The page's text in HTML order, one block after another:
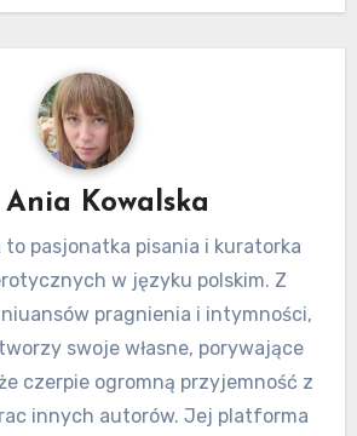
Ania Kowalska
to pasjonatka pisania i kuratorka
w języku polskim. Z
pragnienia i intymności,
swoje własne, porywające
czerpie ogromną przyjemność z
innych autorów. Jej platforma